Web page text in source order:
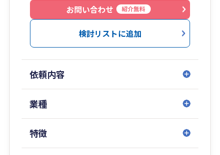
お問い合わせ
紹介無料
検討リストに追加
依頼内容
業種
特徴